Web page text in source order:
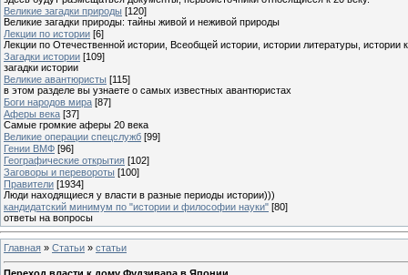
Великие загадки природы [120]
Великие загадки природы: тайны живой и неживой природы
Лекции по истории [6]
Лекции по Отечественной истории, Всеобщей истории, истории литературы, истории
Загадки истории [109]
загадки истории
Великие авантюристы [115]
в этом разделе вы узнаете о самых известных авантюристах
Боги народов мира [87]
Аферы века [37]
Самые громкие аферы 20 века
Великие операции спецслужб [99]
Гении ВМФ [96]
Географические открытия [102]
Заговоры и перевороты [100]
Правители [1934]
Люди находящиеся у власти в разные периоды истории)))
кандидатский минимум по "истории и философии науки" [80]
ответы на вопросы
Главная » Статьи » статьи